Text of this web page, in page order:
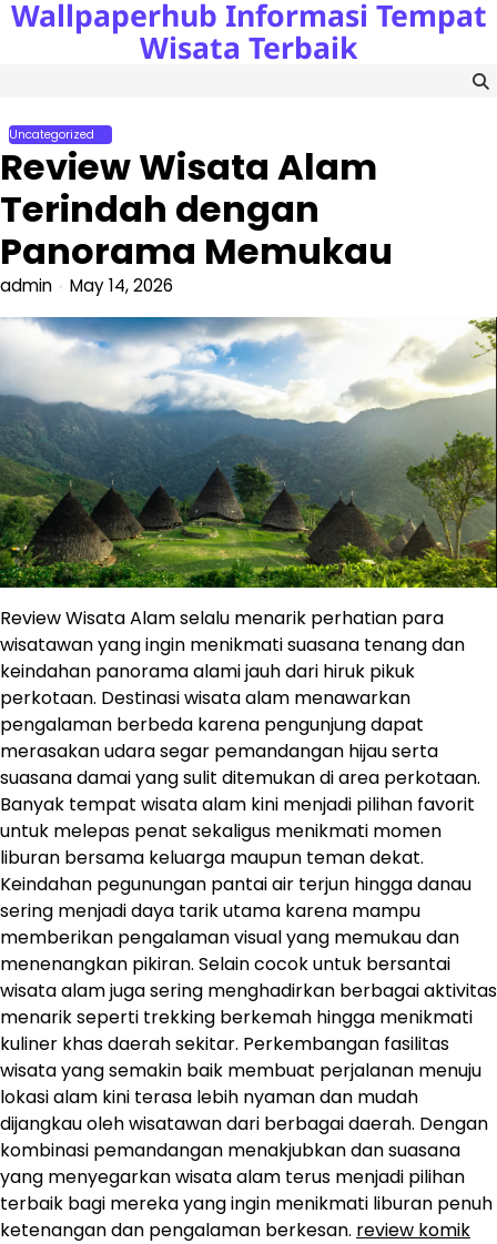
Skip
Wallpaperhub Informasi Tempat
Wisata Terbaik
Uncategorized
Review Wisata Alam
Terindah dengan
Panorama Memukau
admin May 14, 2026
Review Wisata Alam selalu menarik perhatian para
wisatawan yang ingin menikmati suasana tenang dan
keindahan panorama alami jauh dari hiruk pikuk
perkotaan. Destinasi wisata alam menawarkan
pengalaman berbeda karena pengunjung dapat
merasakan udara segar pemandangan hijau serta
suasana damai yang sulit ditemukan di area perkotaan.
Banyak tempat wisata alam kini menjadi pilihan favorit
untuk melepas penat sekaligus menikmati momen
liburan bersama keluarga maupun teman dekat.
Keindahan pegunungan pantai air terjun hingga danau
sering menjadi daya tarik utama karena mampu
memberikan pengalaman visual yang memukau dan
menenangkan pikiran. Selain cocok untuk bersantai
wisata alam juga sering menghadirkan berbagai aktivitas
menarik seperti trekking berkemah hingga menikmati
kuliner khas daerah sekitar. Perkembangan fasilitas
wisata yang semakin baik membuat perjalanan menuju
lokasi alam kini terasa lebih nyaman dan mudah
dijangkau oleh wisatawan dari berbagai daerah. Dengan
kombinasi pemandangan menakjubkan dan suasana
yang menyegarkan wisata alam terus menjadi pilihan
terbaik bagi mereka yang ingin menikmati liburan penuh
ketenangan dan pengalaman berkesan. review komik